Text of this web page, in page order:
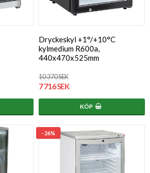
Dryckeskyl +1°/+10°C
kylmedium R600a,
440x470x525mm
10 370 SEK
7 716 SEK
KÖP
- 26%